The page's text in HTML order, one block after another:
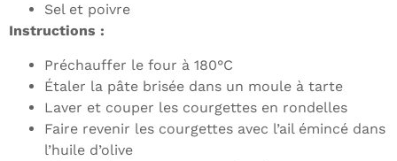
Sel et poivre
Instructions :
Préchauffer le four à 180°C
Étaler la pâte brisée dans un moule à tarte
Laver et couper les courgettes en rondelles
Faire revenir les courgettes avec l’ail émincé dans
l’huile d’olive